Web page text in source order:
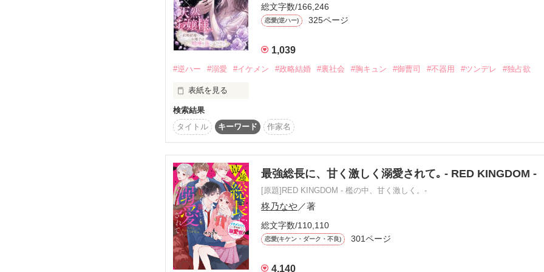
♚﻿逆ハー1位♚ ﻿♔総合 2位♔
しずく様
♞ BLACK KINGDOM  幹部名簿 ♞
=============================
壱ノ席 : KING
弍ノ席 : QUEEN
※ 毎月交代制
参ノ席 : JACK
今屋敷 冽（いまやしき れつ）
肆ノ席 : JOKER
椎名 開吏（しいな かいり）
伍ノ席 : ACE
伊織 絹 （いおり きぬ）
=============================
私の手を振り払ったのに、どうして優しくするの？
冷徹で“百獣の王”と噂されているNo.1暴走族の総長。
いろんな不運に晒され、心を閉じ込めた少女。
〈No.1暴走族、鬼龍〉
獅子堂 士綺  Shiki Shishido
ふんわり笑顔の副総長【No.2】
天王寺 憐夜  Renya Tennouji
無口でクールな実は優しいハッカー【No.3】
如月 玲音  Reon Kisaragi
裏アリ(？)な優しい仲介役【No.4】
総文字数/166,246
恋愛(逆ハー) 325ページ
1,039
#逆ハー #溺愛 #イケメン #政略結婚 #裏社会 #胸キュン #御曹司 #不器用 #ツンデレ #独占欲
表紙を見る
(※所々にAIで作った挿絵漫画を入れてみました！)
突然の同居生活。
私……全く家事の経験がありませんが！？
完璧すぎる王子と、天然で不器用なお嬢様。
検索結果
タイトル
キーワード 作家名
最強総長に、甘く激しく溺愛されて｡ - RED KINGDOM -
[原題]RED KINGDOM ‐ 檻の中、甘く激しく。‐
柊乃なや／著
総文字数/110,110
恋愛(キケン・ダーク・不良) 301ページ
4,140